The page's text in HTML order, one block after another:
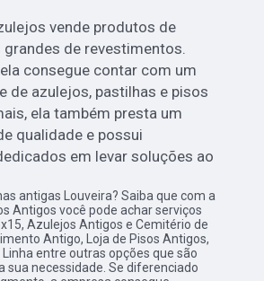
vende produtos de
de revestimentos.
consegue contar com um
de azulejos, pastilhas e pisos
ela também presta um
qualidade e possui
em levar soluções ao
antigas Louveira? Saiba que com a
Antigos você pode achar serviços
Azulejos Antigos e Cemitério de
Antigo, Loja de Pisos Antigos,
entre outras opções que são
sua necessidade. Se diferenciado